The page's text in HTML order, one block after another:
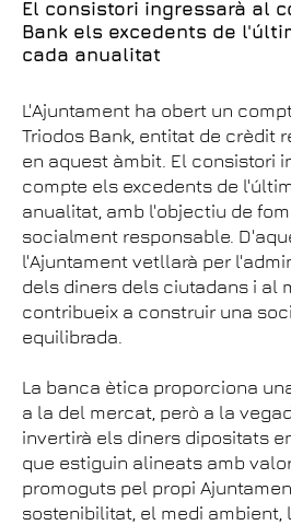
El consistori ingressarà al
Bank els excedents de
cada anualitat
L'Ajuntament ha obert un
Triodos Bank, entitat de crèdit
en aquest àmbit. El consistori
compte els excedents de
anualitat, amb l'objectiu de
socialment responsable.
l'Ajuntament vetllarà per
dels diners dels ciutadans i al
contribueix a construir una
equilibrada.
La banca ètica proporciona
a la del mercat, però a la
invertirà els diners dipositats
que estiguin alineats amb
promoguts pel propi
sostenibilitat, el medi ambient,